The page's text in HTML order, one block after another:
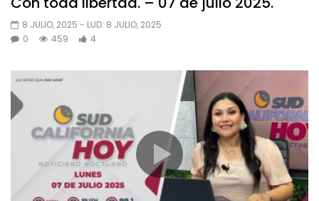
8 JULIO, 2025 - LUD: 8 JULIO, 2025
0
459 4